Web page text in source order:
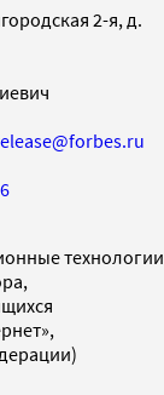
2-я, д.
технологии